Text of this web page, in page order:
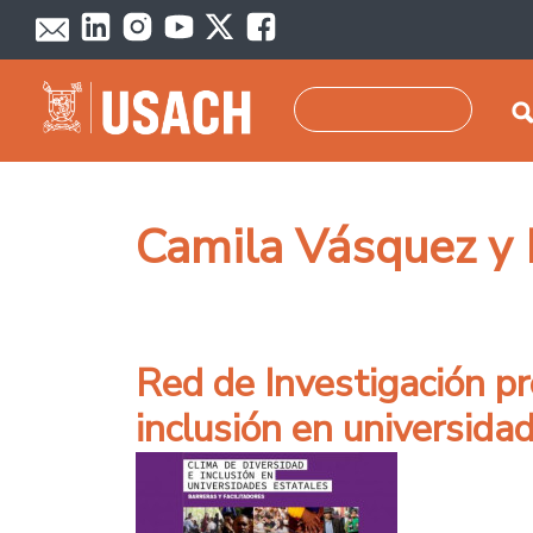
Pasar al contenido principal
Camila Vásquez
Red de Investigación
inclusión en